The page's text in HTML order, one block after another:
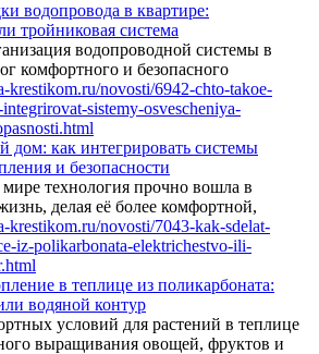
водопровода в квартире:
тройниковая система
водопроводной системы в
комфортного и безопасного
дом: как интегрировать системы
и безопасности
технология прочно вошла в
делая её более комфортной,
в теплице из поликарбоната:
водяной контур
условий для растений в теплице
выращивания овощей, фруктов и